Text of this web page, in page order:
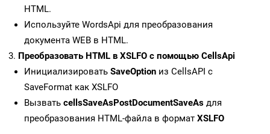
HTML.
Используйте WordsApi для преобразования
документа WEB в HTML.
Преобразовать HTML в XSLFO с помощью CellsApi
Инициализировать SaveOption из CellsAPI с
SaveFormat как XSLFO
Вызвать cellsSaveAsPostDocumentSaveAs для
преобразования HTML-файла в формат XSLFO